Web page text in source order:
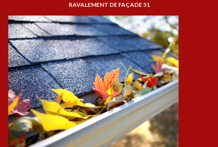
RAVALEMENT DE FAÇADE 51